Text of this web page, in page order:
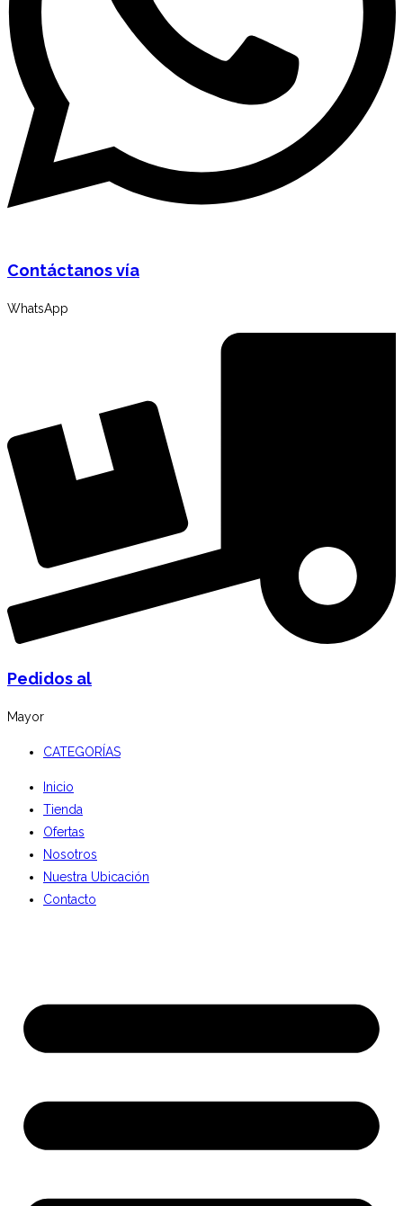
Contáctanos vía
WhatsApp
Pedidos al
Mayor
CATEGORÍAS
Inicio
Tienda
Ofertas
Nosotros
Nuestra Ubicación
Contacto